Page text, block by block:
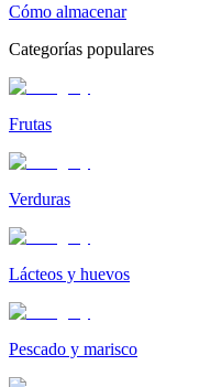
Cómo almacenar
Categorías populares
Frutas
Verduras
Lácteos y huevos
Pescado y marisco